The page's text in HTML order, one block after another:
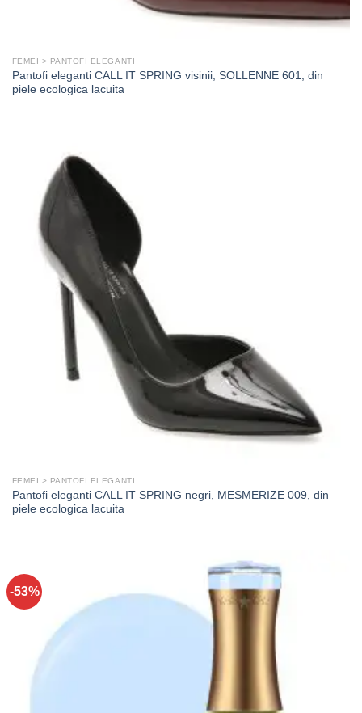
FEMEI > PANTOFI ELEGANTI
Pantofi eleganti CALL IT SPRING visinii, SOLLENNE 601, din
piele ecologica lacuita
FEMEI > PANTOFI ELEGANTI
Pantofi eleganti CALL IT SPRING negri, MESMERIZE 009, din
piele ecologica lacuita
-53%